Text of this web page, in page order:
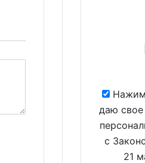
даю свое
с
21